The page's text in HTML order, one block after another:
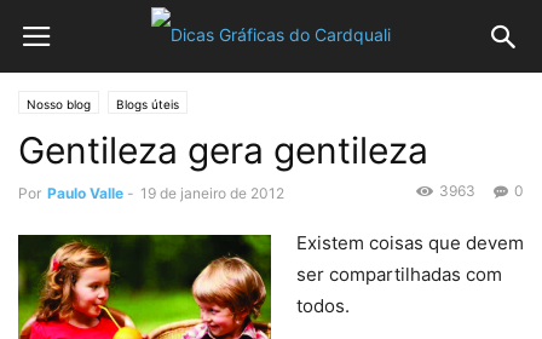
Nosso blog Blogs úteis
Gentileza gera gentileza
Por Paulo Valle - 19 de janeiro de 2012 0
3963
Existem coisas que devem
ser compartilhadas com
todos.